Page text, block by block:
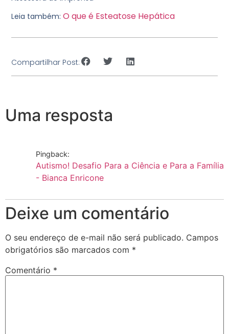
Leia também:O que é Esteatose Hepática
Compartilhar Post:
Uma resposta
Pingback:
Autismo! Desafio Para a Ciência e Para a Família
- Bianca Enricone
Deixe um comentário
O seu endereço de e-mail não será publicado. Campos
obrigatórios são marcados com *
Comentário *